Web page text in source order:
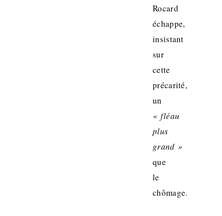
Rocard
échappe,
insistant
sur
cette
précarité,
un
« fléau
plus
grand »
que
le
chômage.